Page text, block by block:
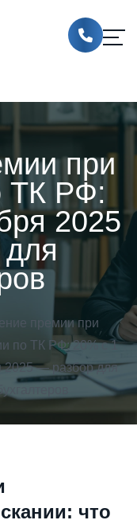
при
ТК РФ:
2025
премии при
по ТК РФ: 20% с 1
2025 — разбор для
что